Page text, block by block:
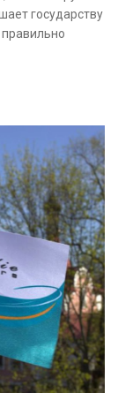
государству